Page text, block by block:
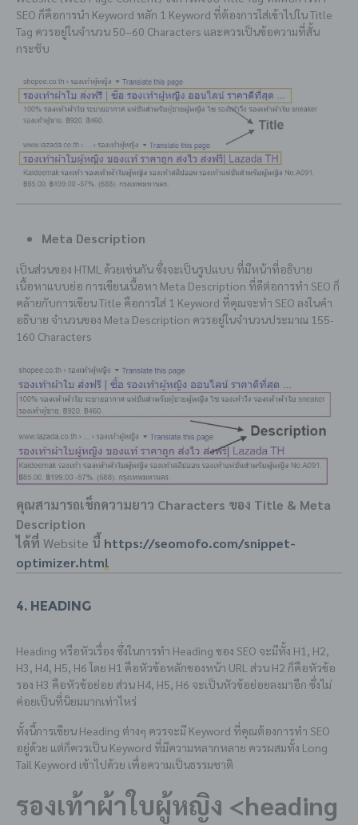
SEO ก็คือการนำ Keyword หลัก 1 Keyword ที่ต้องการใส่เข้าไปใน Title
Tag ควรอยู่ในจำนวน 50–60 Characters และควรเป็นข้อความที่สั้น
กระชับ
Meta Description
เป็นส่วนของ HTML ด้วยเช่นกัน ซึ่งจะเป็นรูปแบบ ที่มีหน้าที่อธิบาย
เนื้อหาแบบย่อ การเขียนเนื้อหา Meta Description ที่ดีต่อการทำ SEO ก็
คล้ายกับการเขียน Title คือการใส่ 1 Keyword ที่คุณจะทำ SEO ลงในคำ
อธิบาย จำนวนของ Meta Description ควรอยู่ในจำนวนประมาณ 155-
160 Characters
คุณสามารถเช็กความยาว Characters ของ Title & Meta
Description
ได้ที่ Website นี้ https://seomofo.com/snippet-
optimizer.html
4. Heading
Heading หรือหัวเรื่อง ซึ่งในการทำ Heading ของ SEO จะมีทั้ง H1, H2,
H3, H4, H5, H6 โดย H1 คือหัวข้อหลักของหน้า URL ส่วน H2 ก็คือหัวข้อ
รอง H3 คือหัวข้อย่อย ส่วน H4, H5, H6 จะเป็นหัวข้อย่อยลงมาอีก ซึ่งไม่
ค่อยเป็นที่นิยมมากเท่าไหร่
ทั้งนี้การเขียน Heading ต่างๆ ควรจะมี Keyword ที่คุณต้องการทำ SEO
อยู่ด้วย แต่ก็ควรเป็น Keyword ที่มีความหลากหลาย ควรผสมทั้ง Long
Tail Keyword เข้าไปด้วย เพื่อความเป็นธรรมชาติ
รองเท้าผ้าใบผู้หญิง <heading